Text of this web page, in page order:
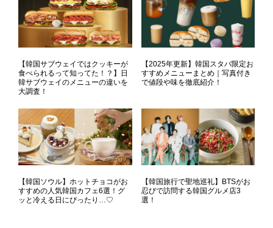
【韓国サブウェイではクッキーが
食べられるって知ってた！？】日
韓サブウェイのメニューの違いを
大調査！
【2025年更新】韓国スタバ限定お
すすめメニューまとめ｜写真付き
で値段や味を徹底紹介！
【韓国ソウル】ホットチョコがお
すすめの人気韓国カフェ6選！グ
ッと冷える日にぴったり…♡
【韓国旅行で聖地巡礼】BTSがお
忍びで訪問する韓国グルメ店3
選！